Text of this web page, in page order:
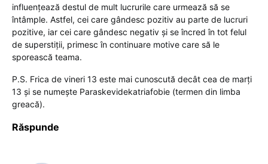
influenţează destul de mult lucrurile care urmează să se
întâmple. Astfel, cei care gândesc pozitiv au parte de lucruri
pozitive, iar cei care gândesc negativ şi se încred în tot felul
de superstiţii, primesc în continuare motive care să le
sporească teama.
P.S. Frica de vineri 13 este mai cunoscută decât cea de marţi
13 şi se numeşte Paraskevidekatriafobie (termen din limba
greacă).
Răspunde